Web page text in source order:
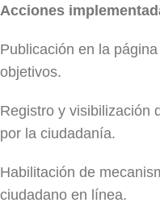
Acciones
Publicación en la
objetivos.
Registro y visibilización
por la ciudadanía.
Habilitación de
ciudadano en línea.